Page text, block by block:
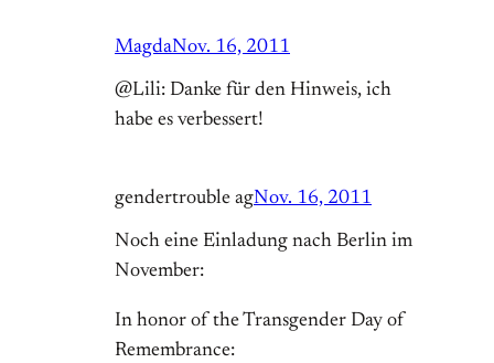
MagdaNov. 16, 2011
@Lili: Danke für den Hinweis, ich
habe es verbessert!
gendertrouble agNov. 16, 2011
Noch eine Einladung nach Berlin im
November:
In honor of the Transgender Day of
Remembrance: